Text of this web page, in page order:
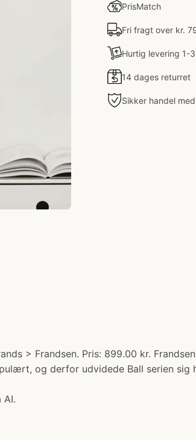
PrisMatch
Fri fragt over kr.
Hurtig levering 1-
14 dages returret
Sikker handel med
> Frandsen. Pris: 899.00 kr.
og derfor udvidede Ball serien sig
AI.